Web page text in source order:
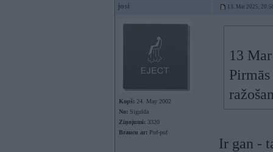
josi 13. Mar 2025,
Kopš: 24. May 2002
No: Sigulda
Ziņojumi: 3320
Braucu ar: Puf-puf
13
Ir gan -